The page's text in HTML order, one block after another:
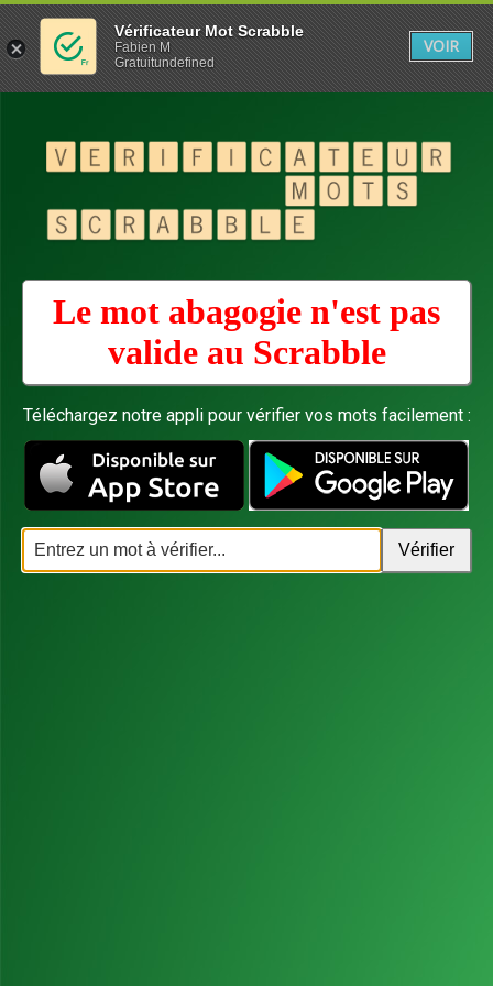
Le mot abagogie n'est pas
valide au Scrabble
Téléchargez notre appli pour vérifier vos mots facilement :
Vérificateur Mot Scrabble
Fabien M
Gratuitundefined
VOIR